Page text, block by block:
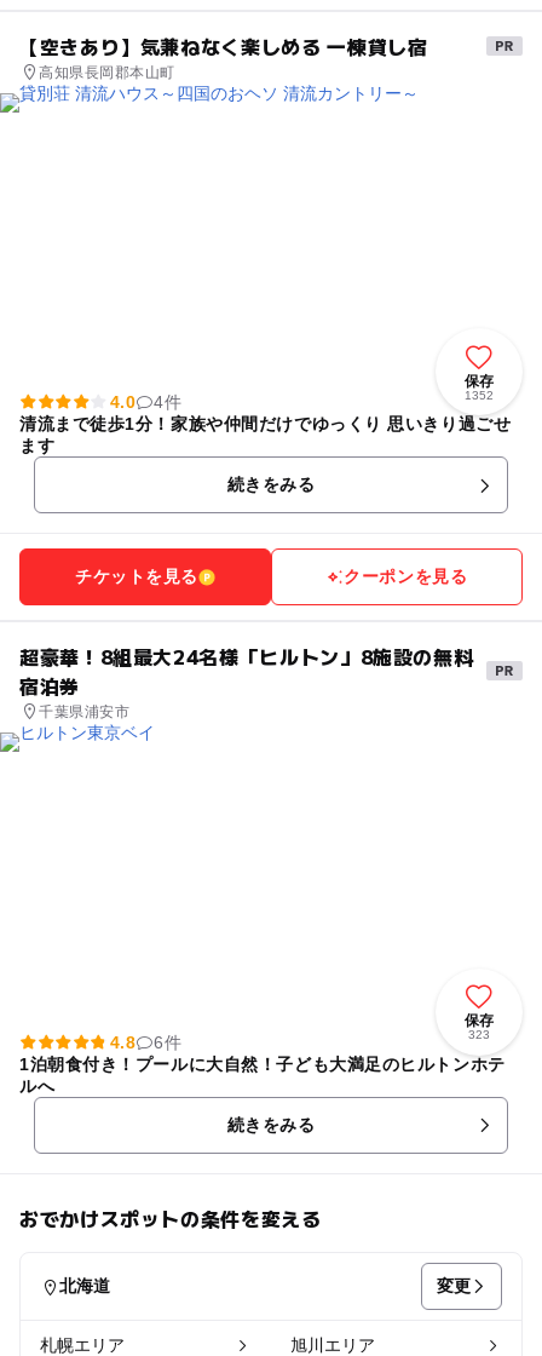
【空きあり】気兼ねなく楽しめる 一棟貸し宿
高知県長岡郡本山町
保存
1352
4.0
4件
清流まで徒歩1分！家族や仲間だけでゆっくり 思いきり過ごせ
ます
続きをみる
チケットを見る クーポンを見る
超豪華！8組最大24名様「ヒルトン」8施設の無料
宿泊券
千葉県浦安市
保存
323
4.8
6件
1泊朝食付き！プールに大自然！子ども大満足のヒルトンホテ
ルへ
続きをみる
おでかけスポットの条件を変える
北海道 変更
札幌エリア 旭川エリア